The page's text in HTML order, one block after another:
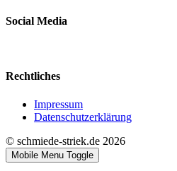
Social Media
Rechtliches
Impressum
Datenschutzerklärung
© schmiede-striek.de 2026
Mobile Menu Toggle